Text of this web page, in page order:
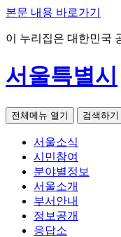
본문 내용 바로가기
이 누리집은 대한민국
서울특별시
전체메뉴 열기 검색하기
서울소식
시민참여
분야별정보
서울소개
부서안내
정보공개
응답소